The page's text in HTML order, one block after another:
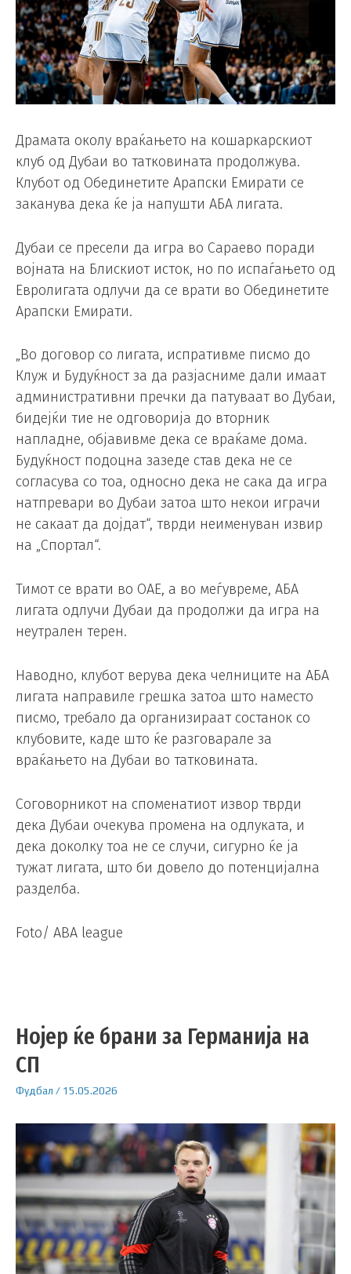
Драмата околу враќањето на кошаркарскиот
клуб од Дубаи во татковината продолжува.
Клубот од Обединетите Арапски Емирати се
заканува дека ќе ја напушти АБА лигата.
Дубаи се пресели да игра во Сараево поради
војната на Блискиот исток, но по испаѓањето од
Евролигата одлучи да се врати во Обединетите
Арапски Емирати.
„Во договор со лигата, испративме писмо до
Клуж и Будуќност за да разјасниме дали имаат
административни пречки да патуваат во Дубаи,
бидејќи тие не одговорија до вторник
напладне, објавивме дека се враќаме дома.
Будуќност подоцна зазеде став дека не се
согласува со тоа, односно дека не сака да игра
натпревари во Дубаи затоа што некои играчи
не сакаат да дојдат“, тврди неименуван извир
на „Спортал“.
Тимот се врати во ОАЕ, а во меѓувреме, АБА
лигата одлучи Дубаи да продолжи да игра на
неутрален терен.
Наводно, клубот верува дека челниците на АБА
лигата направиле грешка затоа што наместо
писмо, требало да организираат состанок со
клубовите, каде што ќе разговарале за
враќањето на Дубаи во татковината.
Соговорникот на споменатиот извор тврди
дека Дубаи очекува промена на одлуката, и
дека доколку тоа не се случи, сигурно ќе ја
тужат лигата, што би довело до потенцијална
разделба.
Foto/ ABA league
Нојер ќе брани за Германија на
СП
Фудбал / 15.05.2026